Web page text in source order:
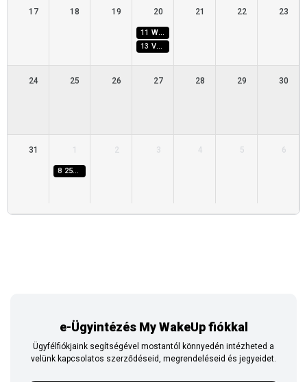
17 18 19 20
11
WakeUp MeetUp – online vállalkozói networking
13
Vállalkozói inkubáció
21 22 23
24 25 26 27 28 29 30
31 1
8 258-as Fellowship meghívóigénylés
2 3 4 5 6
e-Ügyintézés My WakeUp fiókkal
Ügyfélfiókjaink segítségével mostantól könnyedén intézheted a
velünk kapcsolatos szerződéseid, megrendeléseid és jegyeidet.